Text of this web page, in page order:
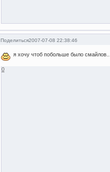
Поделиться2007-07-08 22:38:46
я хочу чтоб побольше было
0